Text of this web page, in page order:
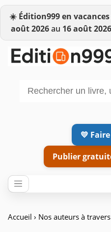
☀️ Édition999 en vacances
août 2026au 16 août 2026
💛
Publier
Accueil › Nos auteurs à